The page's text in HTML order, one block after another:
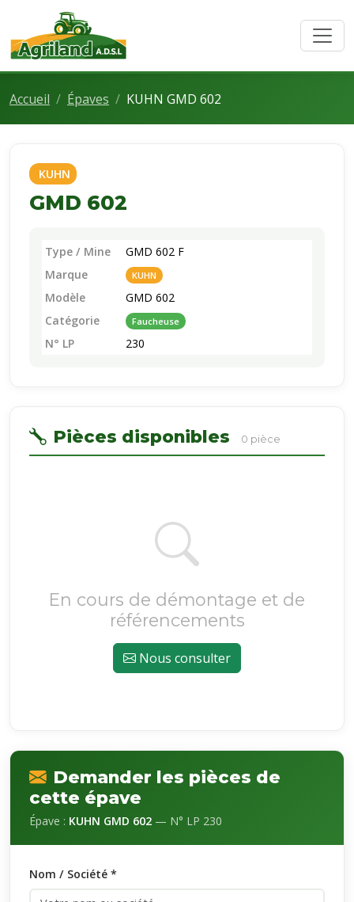
Accueil Épaves KUHN GMD 602
KUHN
GMD 602
Type / Mine
GMD 602 F
Marque
KUHN
Modèle
GMD 602
Catégorie
Faucheuse
N° LP 230
Pièces disponibles 0 pièce
En cours de démontage et de
référencements
Nous consulter
Demander les pièces de
cette épave
Épave : KUHN GMD 602 — N° LP 230
Nom / Société *